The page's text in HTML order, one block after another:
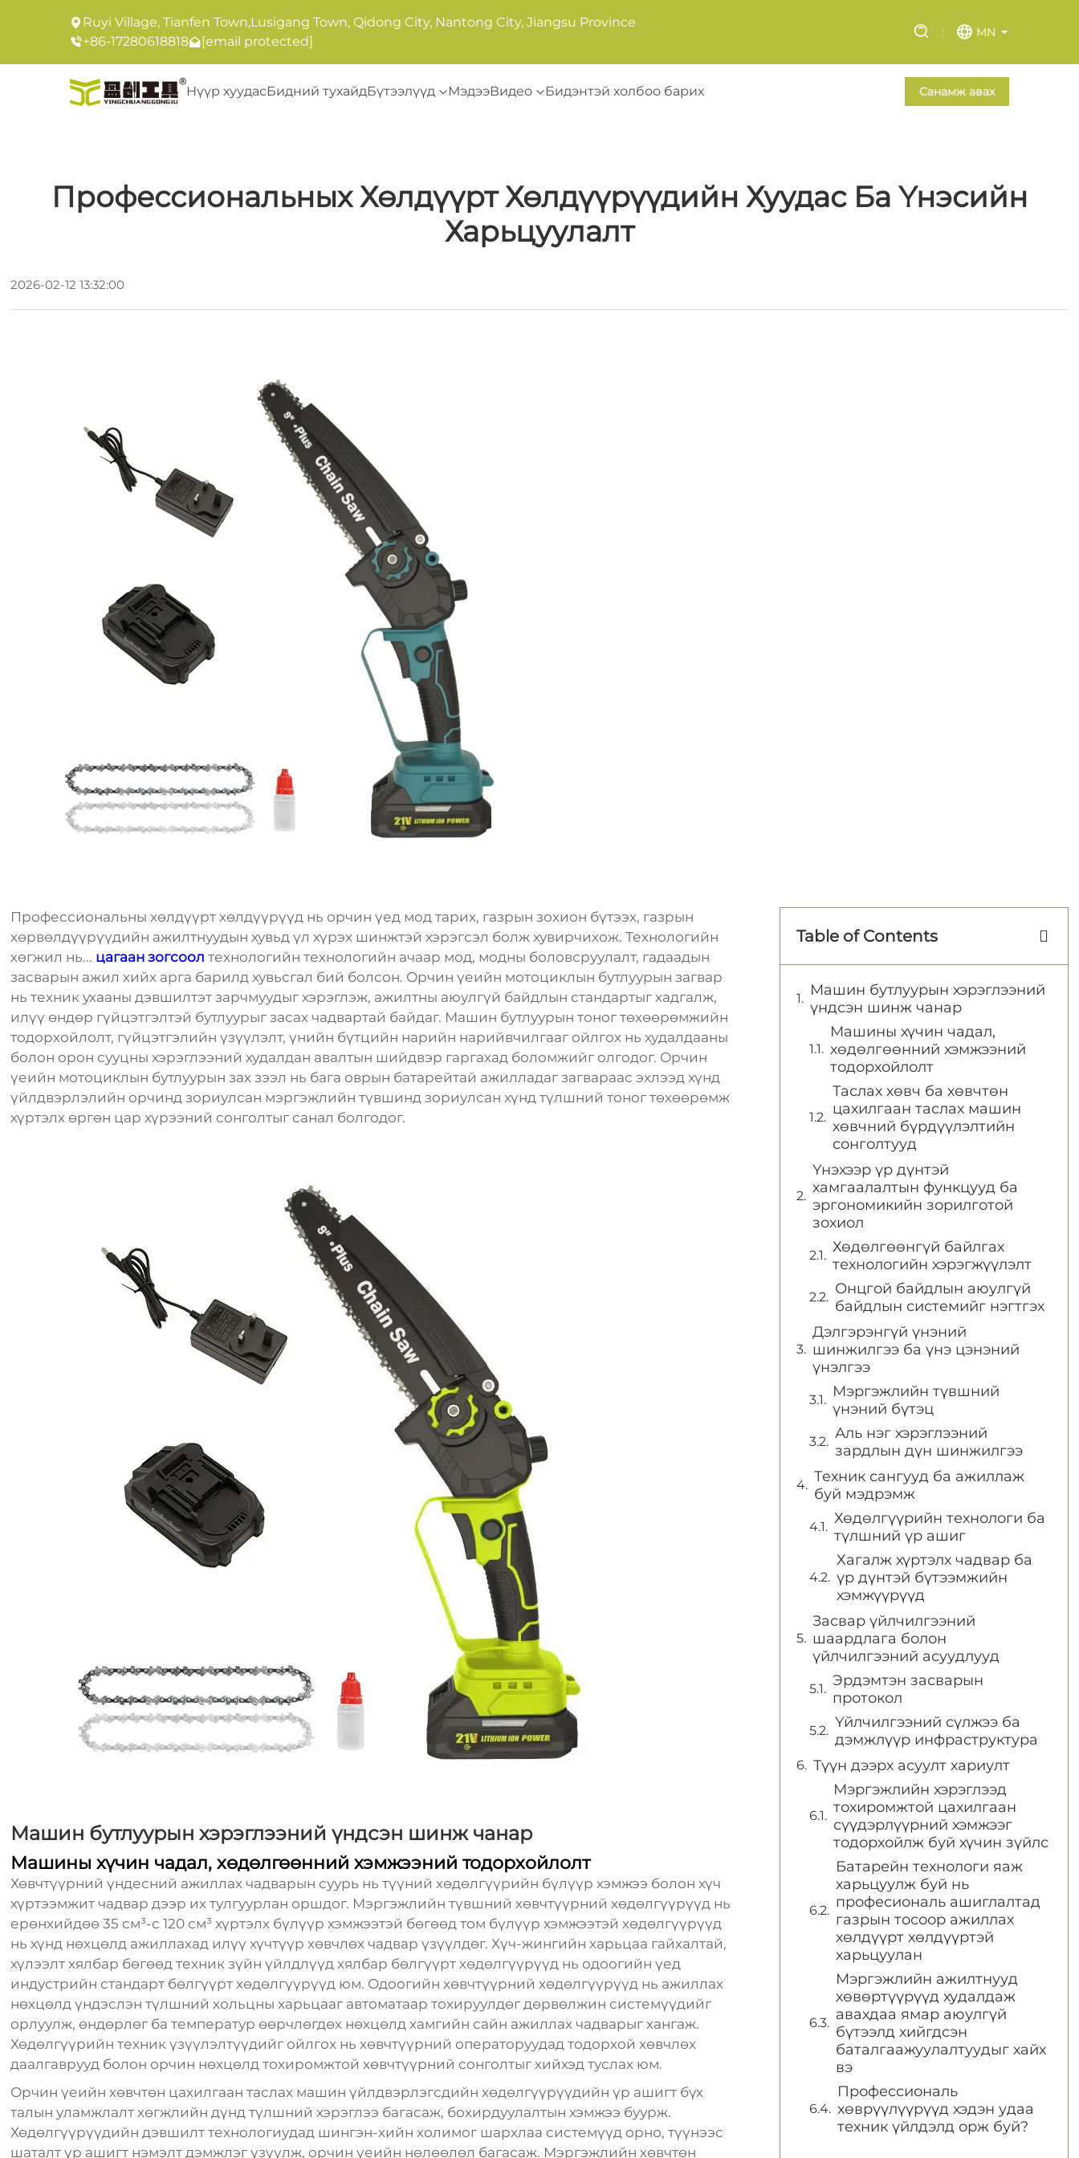
Ruyi Village, Tianfen Town,Lusigang Town, Qidong City, Nantong City, Jiangsu Province
+86-17280618818
[email protected]
MN
Нүүр хуудасБидний тухайдБүтээлүүд МэдээВидео Бидэнтэй холбоо барих Санамж авах
Профессиональных Хөлдүүрт Хөлдүүрүүдийн Хуудас Ба Үнэсийн
Харьцуулалт
2026-02-12 13:32:00
Профессиональны хөлдүүрт хөлдүүрүүд нь орчин үед мод тарих, газрын зохион бүтээх, газрын
хөрвөлдүүрүүдийн ажилтнуудын хувьд үл хүрэх шинжтэй хэрэгсэл болж хувирчихож. Технологийн
хөгжил нь... цагаан зогсоол технологийн технологийн ачаар мод, модны боловсруулалт, гадаадын
засварын ажил хийх арга барилд хувьсгал бий болсон. Орчин үеийн мотоциклын бутлуурын загвар
нь техник ухааны дэвшилтэт зарчмуудыг хэрэглэж, ажилтны аюулгүй байдлын стандартыг хадгалж,
илүү өндөр гүйцэтгэлтэй бутлуурыг засах чадвартай байдаг. Машин бутлуурын тоног төхөөрөмжийн
тодорхойлолт, гүйцэтгэлийн үзүүлэлт, үнийн бүтцийн нарийн нарийвчилгааг ойлгох нь худалдааны
болон орон сууцны хэрэглээний худалдан авалтын шийдвэр гаргахад боломжийг олгодог. Орчин
үеийн мотоциклын бутлуурын зах зээл нь бага оврын батарейтай ажилладаг загвараас эхлээд хүнд
үйлдвэрлэлийн орчинд зориулсан мэргэжлийн түвшинд зориулсан хүнд түлшний тоног төхөөрөмж
хүртэлх өргөн цар хүрээний сонголтыг санал болгодог.
Машин бутлуурын хэрэглээний үндсэн шинж чанар
Машины хүчин чадал, хөдөлгөөнний хэмжээний тодорхойлолт
Хөвчтүүрний үндесний ажиллах чадварын суурь нь түүний хөдөлгүүрийн бүлүүр хэмжээ болон хүч
хүртээмжит чадвар дээр их тулгуурлан оршдог. Мэргэжлийн түвшний хөвчтүүрний хөдөлгүүрүүд нь
ерөнхийдөө 35 см³-с 120 см³ хүртэлх бүлүүр хэмжээтэй бөгөөд том бүлүүр хэмжээтэй хөдөлгүүрүүд
нь хүнд нөхцөлд ажиллахад илүү хүчтүүр хөвчлөх чадвар үзүүлдөг. Хүч-жингийн харьцаа гайхалтай,
хүлээлт хялбар бөгөөд техник зүйн үйлдлүүд хялбар бөлгүүрт хөдөлгүүрүүд нь одоогийн үед
индустрийн стандарт бөлгүүрт хөдөлгүүрүүд юм. Одоогийн хөвчтүүрний хөдөлгүүрүүд нь ажиллах
нөхцөлд үндэслэн түлшний хольцны харьцааг автоматаар тохируулдөг дөрвөлжин системүүдийг
орлуулж, өндөрлөг ба температур өөрчлөгдөх нөхцөлд хамгийн сайн ажиллах чадварыг хангаж.
Хөдөлгүүрийн техник үзүүлэлтүүдийг ойлгох нь хөвчтүүрний операторуудад тодорхой хөвчлөх
даалгаврууд болон орчин нөхцөлд тохиромжтой хөвчтүүрний сонголтыг хийхэд туслах юм.
Орчин үеийн хөвчтөн цахилгаан таслах машин үйлдвэрлэгсдийн хөдөлгүүрүүдийн үр ашигт бүх
талын уламжлалт хөгжлийн дүнд түлшний хэрэглээ багасаж, бохирдуулалтын хэмжээ буурж.
Хөдөлгүүрүүдийн дэвшилт технологиудад шингэн-хийн холимог шархлаа системүүд орно, түүнээс
шаталт үр ашигт нэмэлт дэмжлэг үзүүлж, орчин үеийн нөлөөлөл багасаж. Мэргэжлийн хөвчтөн
Table of Contents
Машин бутлуурын хэрэглээний
үндсэн шинж чанар
Машины хүчин чадал,
хөдөлгөөнний хэмжээний
тодорхойлолт
Таслах хөвч ба хөвчтөн
цахилгаан таслах машин
хөвчний бүрдүүлэлтийн
сонголтууд
Үнэхээр үр дүнтэй
хамгаалалтын функцууд ба
эргономикийн зорилготой
зохиол
Хөдөлгөөнгүй байлгах
технологийн хэрэгжүүлэлт
Онцгой байдлын аюулгүй
байдлын системийг нэгтгэх
Дэлгэрэнгүй үнэний
шинжилгээ ба үнэ цэнэний
үнэлгээ
Мэргэжлийн түвшний
үнэний бүтэц
Аль нэг хэрэглээний
зардлын дүн шинжилгээ
Техник сангууд ба ажиллаж
буй мэдрэмж
Хөдөлгүүрийн технологи ба
түлшний үр ашиг
Хагалж хүртэлх чадвар ба
үр дүнтэй бүтээмжийн
хэмжүүрүүд
Засвар үйлчилгээний
шаардлага болон
үйлчилгээний асуудлууд
Эрдэмтэн засварын
протокол
Үйлчилгээний сүлжээ ба
дэмжлүүр инфраструктура
Түүн дээрх асуулт хариулт
Мэргэжлийн хэрэглээд
тохиромжтой цахилгаан
сүүдэрлүүрний хэмжээг
тодорхойлж буй хүчин зүйлс
Батарейн технологи яаж
харьцуулж буй нь
професиональ ашиглалтад
газрын тосоор ажиллах
хөлдүүрт хөлдүүртэй
харьцуулан
Мэргэжлийн ажилтнууд
хөвөртүүрүүд худалдаж
авахдаа ямар аюулгүй
бүтээлд хийгдсэн
баталгаажуулалтуудыг хайх
вэ
Профессиональ
хөврүүлүүрүүд хэдэн удаа
техник үйлдэлд орж буй?